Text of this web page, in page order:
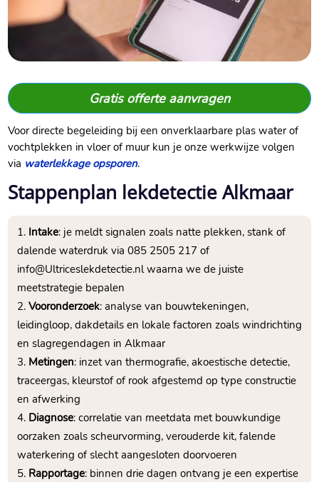
Gratis offerte aanvragen
Voor directe begeleiding bij een onverklaarbare plas water of
vochtplekken in vloer of muur kun je onze werkwijze volgen
via waterlekkage opsporen.
Stappenplan lekdetectie Alkmaar
Intake: je meldt signalen zoals natte plekken, stank of
dalende waterdruk via 085 2505 217 of
info@Ultriceslekdetectie.nl waarna we de juiste
meetstrategie bepalen
Vooronderzoek: analyse van bouwtekeningen,
leidingloop, dakdetails en lokale factoren zoals windrichting
en slagregendagen in Alkmaar
Metingen: inzet van thermografie, akoestische detectie,
traceergas, kleurstof of rook afgestemd op type constructie
en afwerking
Diagnose: correlatie van meetdata met bouwkundige
oorzaken zoals scheurvorming, verouderde kit, falende
waterkering of slecht aangesloten doorvoeren
Rapportage: binnen drie dagen ontvang je een expertise